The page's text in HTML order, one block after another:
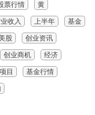
票行情 黄
收入 上半年 基金
股 创业资讯
创业商机 经济
目 基金行情